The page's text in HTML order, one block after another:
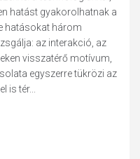
hatást gyakorolhatnak a
hatásokat három
az interakció, az
visszatérő motívum,
egyszerre tükrözi az
is tér...